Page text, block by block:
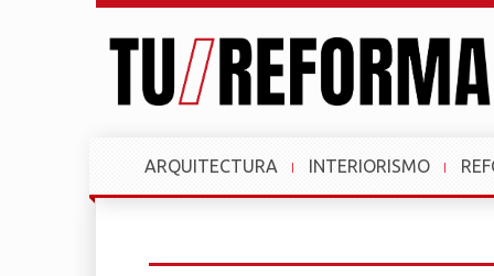
ARQUITECTURA INTERIORISMO